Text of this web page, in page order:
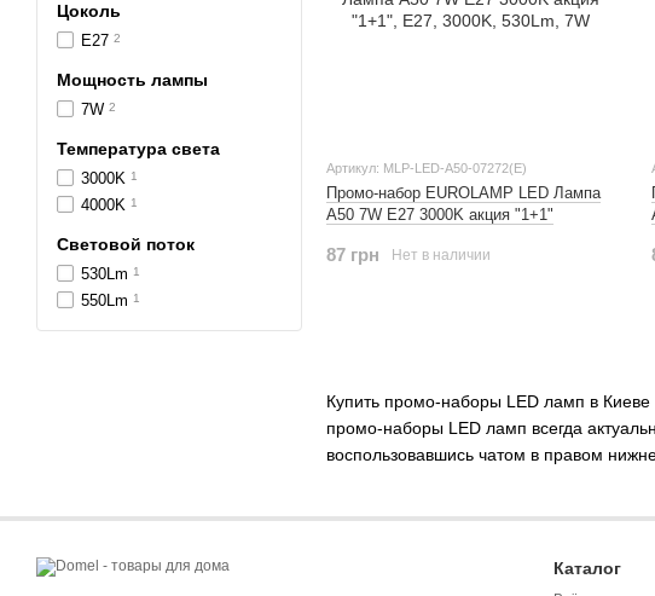
Купить промо-наборы LED ламп в
промо-наборы LED ламп всегда
воспользовавшись чатом в правом
Артикул: MLP-LED-A50-07272(E)
Промо-набор EUROLAMP LED Лампа
A50 7W E27 3000K акция "1+1"
87 грн Нет в наличии
Цоколь
E27 2
Мощность лампы
7W 2
Температура света
3000K 1
4000K 1
Световой поток
530Lm 1
550Lm 1
Каталог